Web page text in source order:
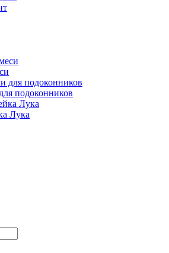
подоконников
Лука